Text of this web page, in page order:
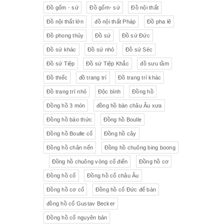
Đồ gốm - sứ Đồ gốm- sứ Đồ nội thất
Đồ nội thất lớn đồ nội thất Pháp Đồ pha lê
Đồ phong thủy Đồ sứ Đồ sứ Đức
Đồ sứ khác Đồ sứ nhỏ Đồ sứ Séc
Đồ sứ Tiệp Đồ sứ Tiệp Khắc đồ sưu tầm
Đồ thiếc đồ trang trí Đồ trang trí khác
Đồ trang trí nhỏ Độc bình Đồng hồ
Đồng hồ 3 món đồng hồ bàn châu Âu xưa
Đồng hồ báo thức Đồng hồ Boulle
Đồng hồ Boulle cổ Đồng hồ cây
Đồng hồ chân nến Đồng hồ chuông bing boong
Đồng hồ chuông vòng cổ điển Đồng hồ cơ
Đồng hồ cổ Đồng hồ cổ châu Âu
Đồng hồ cơ cổ Đồng hồ cổ Đức để bàn
đồng hồ cổ Gustav Becker
Đồng hồ cổ nguyên bản